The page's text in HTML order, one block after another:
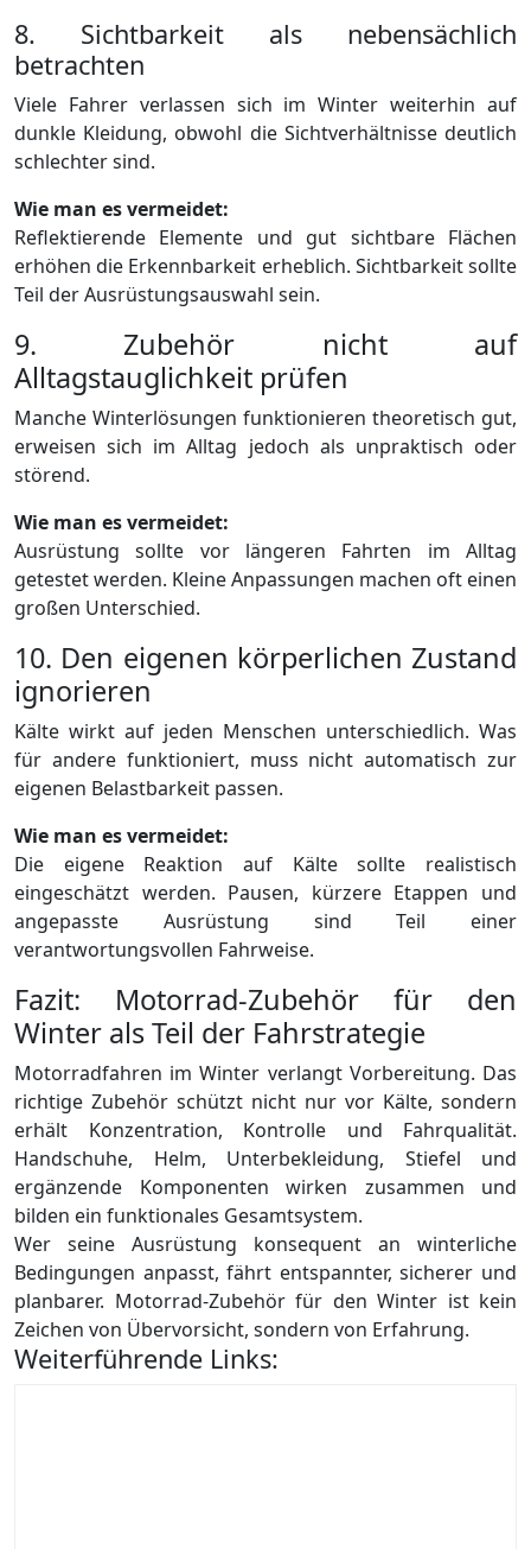
8. Sichtbarkeit als nebensächlich
betrachten
Viele Fahrer verlassen sich im Winter weiterhin auf
dunkle Kleidung, obwohl die Sichtverhältnisse deutlich
schlechter sind.
Wie man es vermeidet:
Reflektierende Elemente und gut sichtbare Flächen
erhöhen die Erkennbarkeit erheblich. Sichtbarkeit sollte
Teil der Ausrüstungsauswahl sein.
9. Zubehör nicht auf
Alltagstauglichkeit prüfen
Manche Winterlösungen funktionieren theoretisch gut,
erweisen sich im Alltag jedoch als unpraktisch oder
störend.
Wie man es vermeidet:
Ausrüstung sollte vor längeren Fahrten im Alltag
getestet werden. Kleine Anpassungen machen oft einen
großen Unterschied.
10. Den eigenen körperlichen Zustand
ignorieren
Kälte wirkt auf jeden Menschen unterschiedlich. Was
für andere funktioniert, muss nicht automatisch zur
eigenen Belastbarkeit passen.
Wie man es vermeidet:
Die eigene Reaktion auf Kälte sollte realistisch
eingeschätzt werden. Pausen, kürzere Etappen und
angepasste Ausrüstung sind Teil einer
verantwortungsvollen Fahrweise.
Fazit: Motorrad-Zubehör für den
Winter als Teil der Fahrstrategie
Motorradfahren im Winter verlangt Vorbereitung. Das
richtige Zubehör schützt nicht nur vor Kälte, sondern
erhält Konzentration, Kontrolle und Fahrqualität.
Handschuhe, Helm, Unterbekleidung, Stiefel und
ergänzende Komponenten wirken zusammen und
bilden ein funktionales Gesamtsystem.
Wer seine Ausrüstung konsequent an winterliche
Bedingungen anpasst, fährt entspannter, sicherer und
planbarer. Motorrad-Zubehör für den Winter ist kein
Zeichen von Übervorsicht, sondern von Erfahrung.
Weiterführende Links: